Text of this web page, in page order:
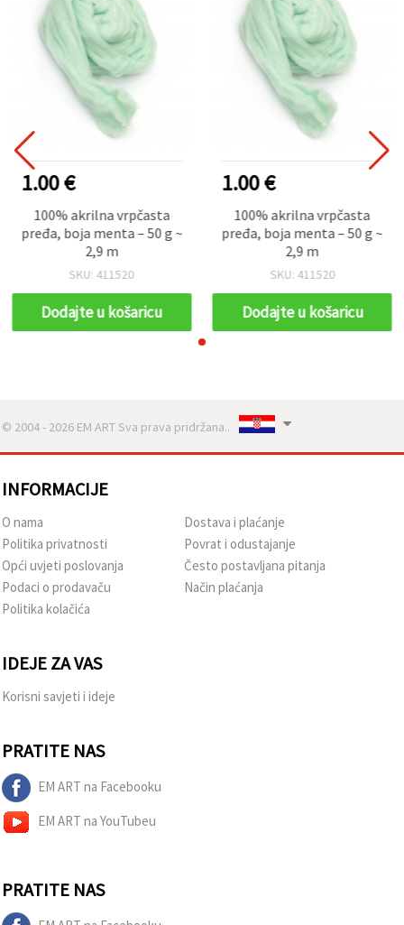
1.00 €
100% akrilna vrpčasta
pređa, boja menta – 50 g ~
2,9 m
SKU: 411520
Dodajte u košaricu
1.00 €
100% akrilna vrpčasta
pređa, boja menta – 50 g ~
2,9 m
SKU: 411520
Dodajte u košaricu
© 2004 - 2026 EM ART Sva prava pridržana..
INFORMACIJE
O nama
Politika privatnosti
Opći uvjeti poslovanja
Podaci o prodavaču
Politika kolačića
Dostava i plaćanje
Povrat i odustajanje
Često postavljana pitanja
Način plaćanja
IDEJE ZA VAS
Korisni savjeti i ideje
PRATITE NAS
EM ART na Facebooku
EM ART na YouTubeu
PRATITE NAS